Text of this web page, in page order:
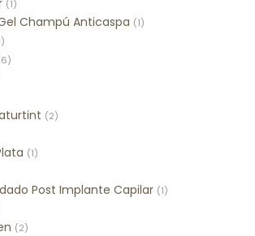
(1)
Champú Anticaspa (1)
(2)
(1)
Post Implante Capilar (1)
(2)